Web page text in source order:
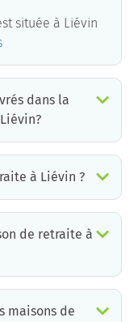
située à Liévin
dans la
à Liévin ?
de retraite à
maisons de